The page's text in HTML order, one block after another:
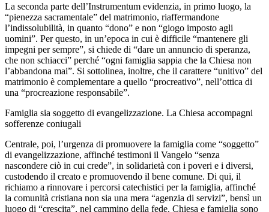
La seconda parte dell’Instrumentum evidenzia, in primo luogo, la
“pienezza sacramentale” del matrimonio, riaffermandone
l’indissolubilità, in quanto “dono” e non “giogo imposto agli
uomini”. Per questo, in un’epoca in cui è difficile “mantenere gli
impegni per sempre”, si chiede di “dare un annuncio di speranza,
che non schiacci” perché “ogni famiglia sappia che la Chiesa non
l’abbandona mai”. Si sottolinea, inoltre, che il carattere “unitivo” del
matrimonio è complementare a quello “procreativo”, nell’ottica di
una “procreazione responsabile”.
Famiglia sia soggetto di evangelizzazione. La Chiesa accompagni
sofferenze coniugali
Centrale, poi, l’urgenza di promuovere la famiglia come “soggetto”
di evangelizzazione, affinché testimoni il Vangelo “senza
nascondere ciò in cui crede”, in solidarietà con i poveri e i diversi,
custodendo il creato e promuovendo il bene comune. Di qui, il
richiamo a rinnovare i percorsi catechistici per la famiglia, affinché
la comunità cristiana non sia una mera “agenzia di servizi”, bensì un
luogo di “crescita”, nel cammino della fede. Chiesa e famiglia sono